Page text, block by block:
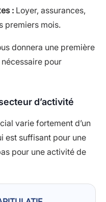
: Loyer, assurances,
premiers mois.
donnera une première
pour
d’activité
varie fortement d’un
est suffisant pour une
pour une activité de